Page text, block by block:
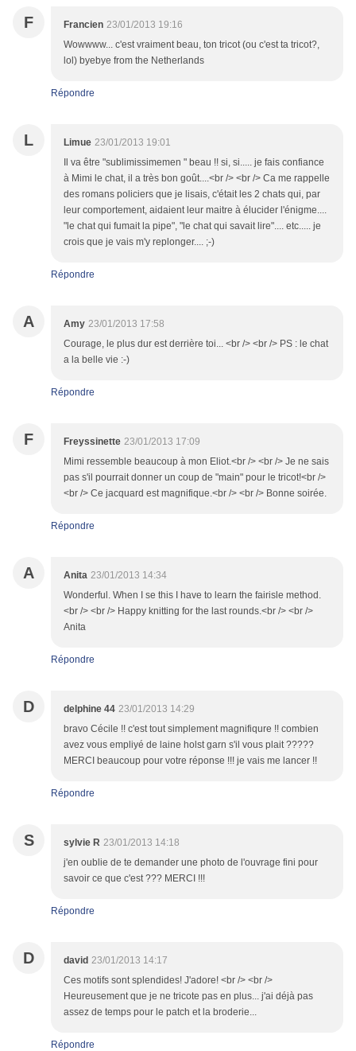
F Francien 23/01/2013 19:16
Wowwww... c'est vraiment beau, ton tricot (ou c'est ta tricot?,
lol) byebye from the Netherlands
Répondre
L Limue 23/01/2013 19:01
Il va être "sublimissimemen " beau !! si, si..... je fais confiance
à Mimi le chat, il a très bon goût....<br /> <br /> Ca me rappelle
des romans policiers que je lisais, c'était les 2 chats qui, par
leur comportement, aidaient leur maitre à élucider l'énigme....
"le chat qui fumait la pipe", "le chat qui savait lire".... etc..... je
crois que je vais m'y replonger.... ;-)
Répondre
A Amy 23/01/2013 17:58
Courage, le plus dur est derrière toi... <br /> <br /> PS : le chat
a la belle vie :-)
Répondre
F Freyssinette 23/01/2013 17:09
Mimi ressemble beaucoup à mon Eliot.<br /> <br /> Je ne sais
pas s'il pourrait donner un coup de "main" pour le tricot!<br />
<br /> Ce jacquard est magnifique.<br /> <br /> Bonne soirée.
Répondre
A Anita 23/01/2013 14:34
Wonderful. When I se this I have to learn the fairisle method.
<br /> <br /> Happy knitting for the last rounds.<br /> <br />
Anita
Répondre
D delphine 44 23/01/2013 14:29
bravo Cécile !! c'est tout simplement magnifiqure !! combien
avez vous empliyé de laine holst garn s'il vous plait ?????
MERCI beaucoup pour votre réponse !!! je vais me lancer !!
Répondre
S sylvie R 23/01/2013 14:18
j'en oublie de te demander une photo de l'ouvrage fini pour
savoir ce que c'est ??? MERCI !!!
Répondre
D david 23/01/2013 14:17
Ces motifs sont splendides! J'adore! <br /> <br />
Heureusement que je ne tricote pas en plus... j'ai déjà pas
assez de temps pour le patch et la broderie...
Répondre